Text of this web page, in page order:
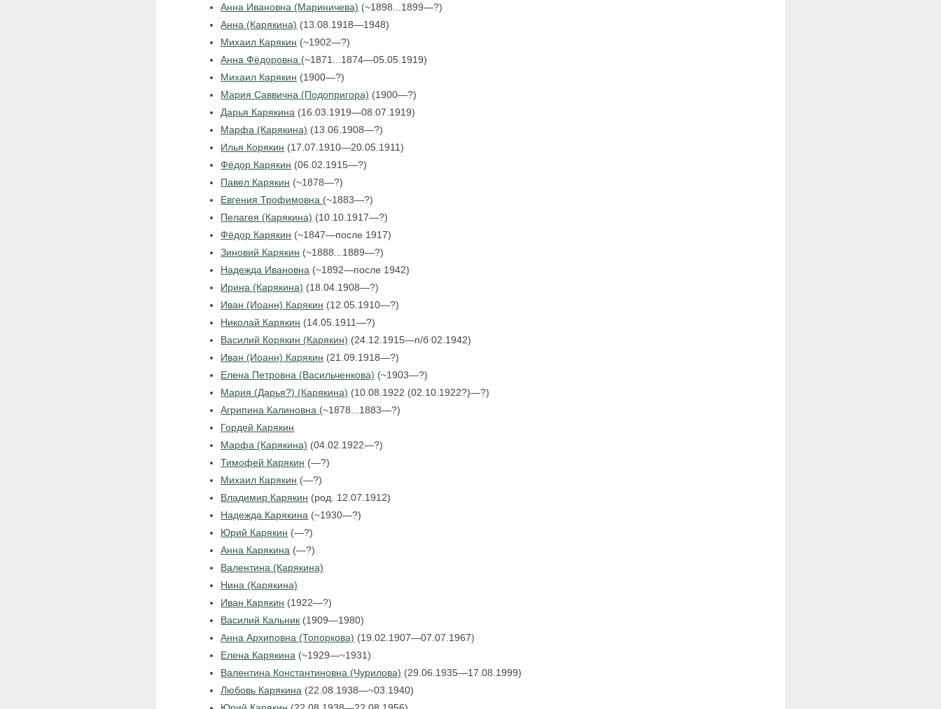
Анна Ивановна (Мариничева) (~1898...1899—?)
Анна (Карякина) (13.08.1918—1948)
Михаил Карякин (~1902—?)
Анна Фёдоровна (~1871...1874—05.05.1919)
Михаил Карякин (1900—?)
Мария Саввична (Подопригора) (1900—?)
Дарья Карякина (16.03.1919—08.07.1919)
Марфа (Карякина) (13.06.1908—?)
Илья Корякин (17.07.1910—20.05.1911)
Фёдор Карякин (06.02.1915—?)
Павел Карякин (~1878—?)
Евгения Трофимовна (~1883—?)
Пелагея (Карякина) (10.10.1917—?)
Фёдор Карякин (~1847—после 1917)
Зиновий Карякин (~1888...1889—?)
Надежда Ивановна (~1892—после 1942)
Ирина (Карякина) (18.04.1908—?)
Иван (Иоанн) Карякин (12.05.1910—?)
Николай Карякин (14.05.1911—?)
Василий Корякин (Карякин) (24.12.1915—п/б 02.1942)
Иван (Иоанн) Карякин (21.09.1918—?)
Елена Петровна (Васильченкова) (~1903—?)
Мария (Дарья?) (Карякина) (10.08.1922 (02.10.1922?)—?)
Агрипина Калиновна (~1878...1883—?)
Гордей Карякин
Марфа (Карякина) (04.02.1922—?)
Тимофей Карякин (—?)
Михаил Карякин (—?)
Владимир Карякин (род. 12.07.1912)
Надежда Карякина (~1930—?)
Юрий Карякин (—?)
Анна Карякина (—?)
Валентина (Карякина)
Нина (Карякина)
Иван Карякин (1922—?)
Василий Кальник (1909—1980)
Анна Архиповна (Топоркова) (19.02.1907—07.07.1967)
Елена Карякина (~1929—~1931)
Валентина Константиновна (Чурилова) (29.06.1935—17.08.1999)
Любовь Карякина (22.08.1938—~03.1940)